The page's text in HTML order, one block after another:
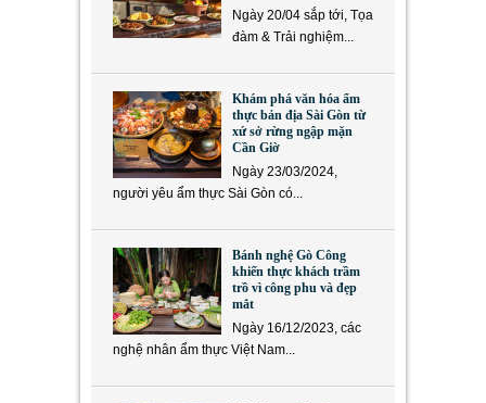
Ngày 20/04 sắp tới, Tọa
đàm & Trải nghiệm...
Khám phá văn hóa ẩm
thực bản địa Sài Gòn từ
xứ sở rừng ngập mặn
Cần Giờ
Ngày 23/03/2024,
người yêu ẩm thực Sài Gòn có...
Bánh nghệ Gò Công
khiến thực khách trầm
trồ vì công phu và đẹp
mắt
Ngày 16/12/2023, các
nghệ nhân ẩm thực Việt Nam...